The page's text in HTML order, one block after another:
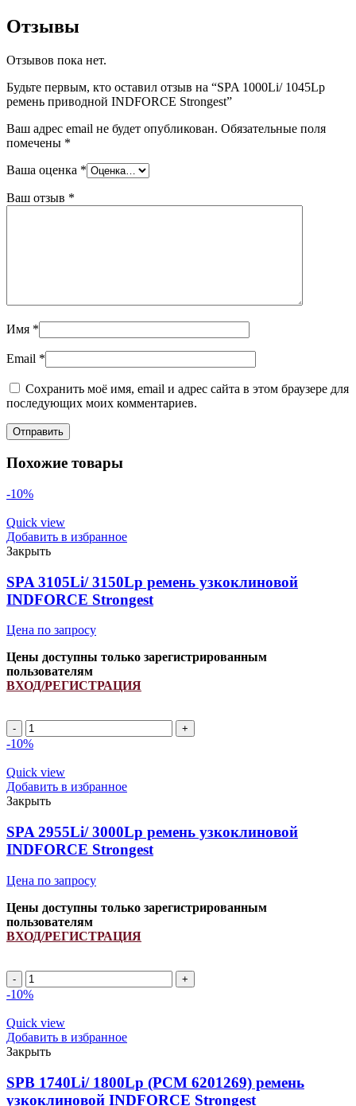
Отзывы
Отзывов пока нет.
Будьте первым, кто оставил отзыв на “SPA 1000Li/ 1045Lp
ремень приводной INDFORCE Strongest”
Ваш адрес email не будет опубликован. Обязательные поля
помечены *
Ваша оценка *
Ваш отзыв *
Имя *
Email *
Сохранить моё имя, email и адрес сайта в этом браузере для
последующих моих комментариев.
Похожие товары
-10%
Quick view
Добавить в избранное
Закрыть
SPA 3105Li/ 3150Lp ремень узкоклиновой
INDFORCE Strongest
Цена по запросу
Цены доступны только зарегистрированным
пользователям
ВХОД/РЕГИСТРАЦИЯ
Количество
товара
3105Li/
3150Lp
ремень
узкоклиновой
INDFORCE
Strongest
-10%
Quick view
Добавить в избранное
Закрыть
SPA 2955Li/ 3000Lp ремень узкоклиновой
INDFORCE Strongest
Цена по запросу
Цены доступны только зарегистрированным
пользователям
ВХОД/РЕГИСТРАЦИЯ
Количество
товара
2955Li/
3000Lp
ремень
узкоклиновой
INDFORCE
Strongest
-10%
Quick view
Добавить в избранное
Закрыть
SPB 1740Li/ 1800Lp (PCM 6201269) ремень
узкоклиновой INDFORCE Strongest